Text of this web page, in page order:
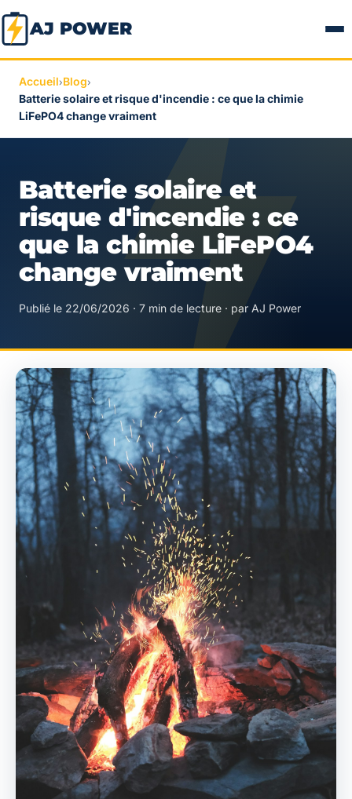
AJ POWER
Accueil›Blog›
Batterie solaire et risque d'incendie : ce que la chimie
LiFePO4 change vraiment
Batterie solaire et
risque d'incendie : ce
que la chimie LiFePO4
change vraiment
Publié le 22/06/2026 · 7 min de lecture · par AJ Power